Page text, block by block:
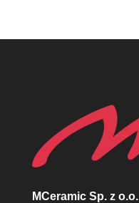
MCeramic Sp. z o.o.